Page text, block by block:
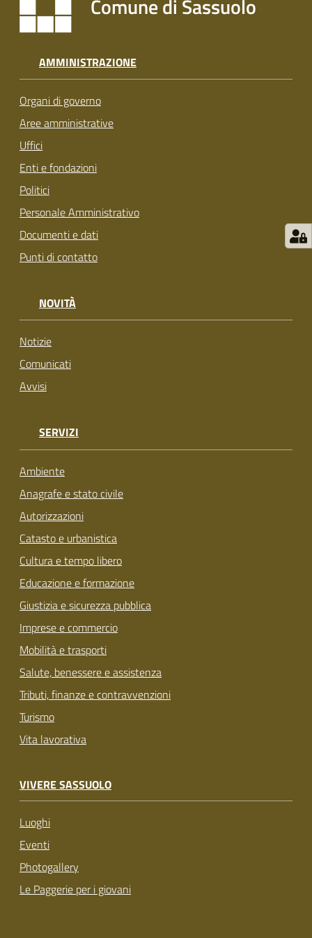
t
s
u
o
Tutti
gli
argomenti...
Seguici
su
Comune di Sassuolo
AMMINISTRAZIONE
Organi di governo
Aree amministrative
Uffici
Enti e fondazioni
Politici
Personale Amministrativo
Documenti e dati
Punti di contatto
NOVITÀ
Notizie
Comunicati
Avvisi
SERVIZI
Ambiente
Anagrafe e stato civile
Autorizzazioni
Catasto e urbanistica
Cultura e tempo libero
Educazione e formazione
Giustizia e sicurezza pubblica
Imprese e commercio
Mobilità e trasporti
Salute, benessere e assistenza
Tributi, finanze e contravvenzioni
Turismo
Vita lavorativa
VIVERE SASSUOLO
Luoghi
Eventi
Photogallery
Le Paggerie per i giovani